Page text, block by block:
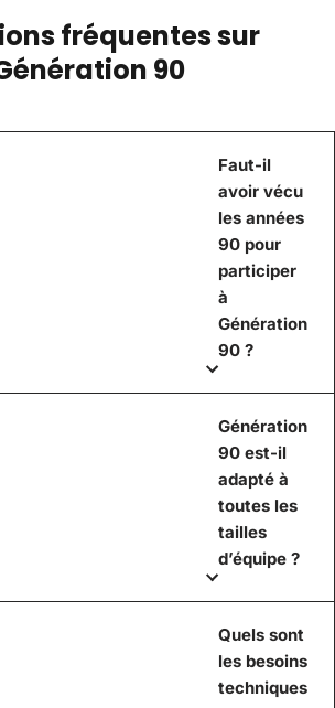
fréquentes sur
90
Faut-il
avoir vécu
les années
90 pour
participer
à
Génération
90 ?
Génération
90 est-il
adapté à
toutes les
tailles
d’équipe ?
Quels sont
les besoins
techniques